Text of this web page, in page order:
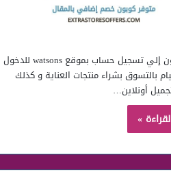
قد تحتاجون إلي تسجيل حساب بموقع watsons للدخول
بالتسوق بشراء منتجات العناية و كذلك
أونلاين…
»